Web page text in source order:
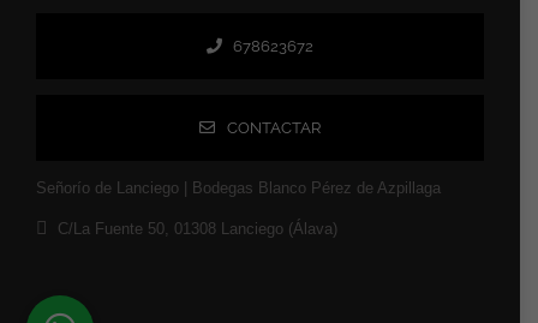
678623672
CONTACTAR
Señorío de Lanciego | Bodegas Blanco Pérez de Azpillaga
C/La Fuente 50, 01308 Lanciego (Álava)